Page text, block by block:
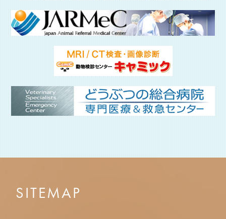
SITEMAP